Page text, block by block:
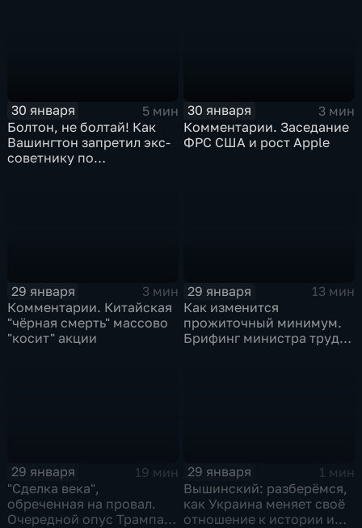
30 января
5 мин
Болтон, не болтай! Как
Вашингтон запретил экс-
советнику по
30 января
3 мин
Комментарии. Заседание
ФРС США и рост Apple
29 января
3 мин
Комментарии. Китайская
"чёрная смерть" массово
"косит" акции
29 января
13 мин
Как изменится
прожиточный минимум.
Брифинг министра труда
29 января
19 мин
"Сделка века",
обреченная на провал.
Очередной опус Трампа.
29 января
1 мин
Вышинский: разберёмся,
как Украина меняет своё
отношение к истории и